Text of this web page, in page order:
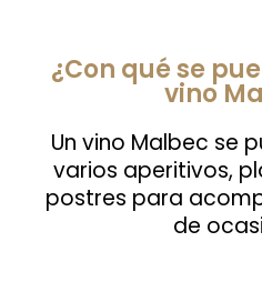
¿Con qué se
vino
Un vino Malbec se
varios aperitivos,
postres para
de